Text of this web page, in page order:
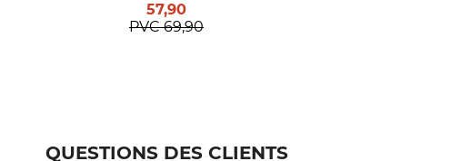
57,90
PVC 69,90
QUESTIONS DES CLIENTS